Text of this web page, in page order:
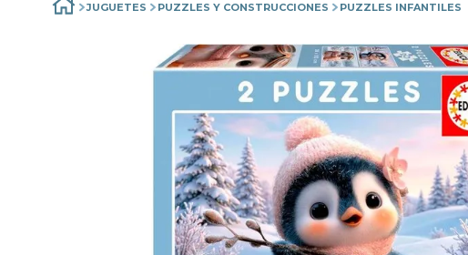
JUGUETES PUZZLES Y CONSTRUCCIONES PUZZLES INFANTILES